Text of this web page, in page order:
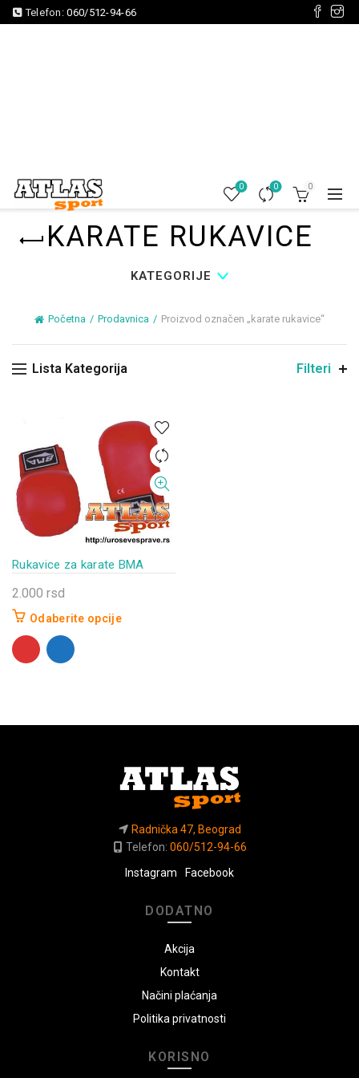
Telefon:060/512-94-66
0 0 0
KARATE RUKAVICE
KATEGORIJE
Početna Prodavnica Proizvod označen „karate rukavice“
Lista Kategorija Filteri
Rukavice za karate BMA
2.000 rsd
Odaberite opcije
Ovaj
proizvod
Opcije
Radnička 47, Beograd
Telefon: 060/512-94-66
Instagram
Facebook
DODATNO
Akcija
Kontakt
Načini plaćanja
Politika privatnosti
KORISNO